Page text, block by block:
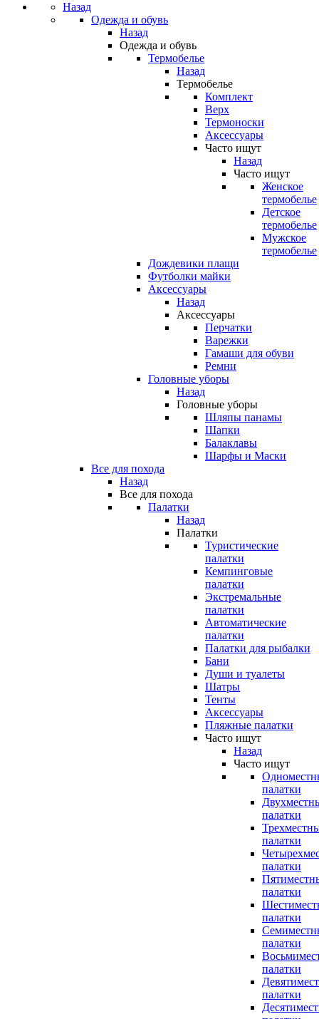
Назад
Одежда и обувь
Назад
Одежда и обувь
Термобелье
Назад
Термобелье
Комплект
Верх
Термоноски
Аксессуары
Часто ищут
Назад
Часто ищут
Женское
термобелье
Детское
термобелье
Мужское
термобелье
Дождевики плащи
Футболки майки
Аксессуары
Назад
Аксессуары
Перчатки
Варежки
Гамаши для обуви
Ремни
Головные уборы
Назад
Головные уборы
Шляпы панамы
Шапки
Балаклавы
Шарфы и Маски
Все для похода
Назад
Все для похода
Палатки
Назад
Палатки
Туристические
палатки
Кемпинговые
палатки
Экстремальные
палатки
Автоматические
палатки
Палатки для рыбалки
Бани
Души и туалеты
Шатры
Тенты
Аксессуары
Пляжные палатки
Часто ищут
Назад
Часто ищут
палатки
палатки
палатки
палатки
палатки
палатки
палатки
палатки
палатки